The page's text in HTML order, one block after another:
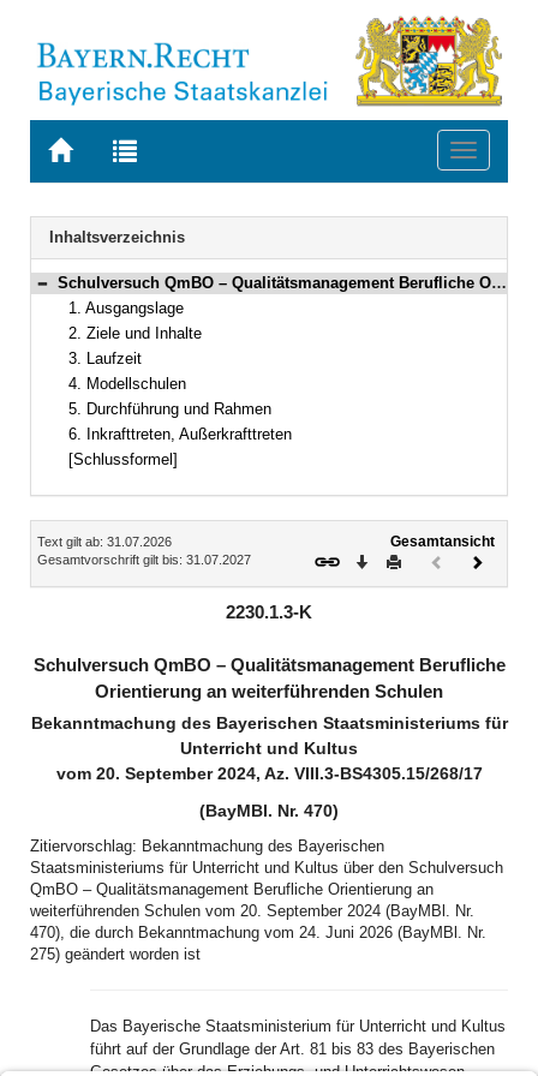
Zur
BAYERN.RECHT
Zur
letzten
Suche
Toggle
Navigation
Inhaltsverzeichnis
Bereich reduzieren
Schulversuch QmBO – Qualitätsmanagement Berufliche Orientierung an weiterführenden Schulen
1. Ausgangslage
2. Ziele und Inhalte
3. Laufzeit
4. Modellschulen
5. Durchführung und Rahmen
6. Inkrafttreten, Außerkrafttreten
[Schlussformel]
Inhalt
Text gilt ab: 31.07.2026
Gesamtvorschrift gilt bis: 31.07.2027
Gesamtansicht
Download
DruckenVorheriges
2230.1.3-K
Schulversuch QmBO – Qualitätsmanagement Berufliche
Orientierung an weiterführenden Schulen
Bekanntmachung des Bayerischen Staatsministeriums für
Unterricht und Kultus
vom 20. September 2024, Az. VIII.3-BS4305.15/268/17
(BayMBl. Nr. 470)
Zitiervorschlag: Bekanntmachung des Bayerischen
Staatsministeriums für Unterricht und Kultus über den Schulversuch
QmBO – Qualitätsmanagement Berufliche Orientierung an
weiterführenden Schulen vom 20. September 2024 (BayMBl. Nr.
470), die durch Bekanntmachung vom 24. Juni 2026 (BayMBl. Nr.
275) geändert worden ist
Das Bayerische Staatsministerium für Unterricht und Kultus
führt auf der Grundlage der Art. 81 bis 83 des Bayerischen
Gesetzes über das Erziehungs- und Unterrichtswesen